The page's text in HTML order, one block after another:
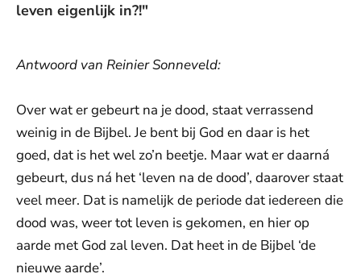
leven eigenlijk in?!"
Antwoord van Reinier Sonneveld:
Over wat er gebeurt na je dood, staat verrassend
weinig in de Bijbel. Je bent bij God en daar is het
goed, dat is het wel zo’n beetje. Maar wat er daarná
gebeurt, dus ná het ‘leven na de dood’, daarover staat
veel meer. Dat is namelijk de periode dat iedereen die
dood was, weer tot leven is gekomen, en hier op
aarde met God zal leven. Dat heet in de Bijbel ‘de
nieuwe aarde’.